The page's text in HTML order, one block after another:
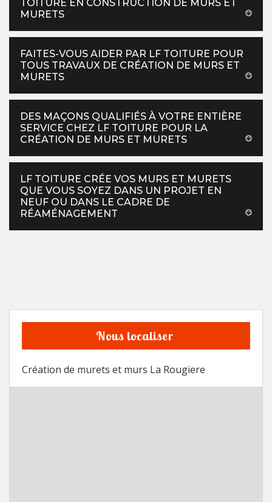
TOITURE EN CONSTRUCTION DE MURS ET
MURETS
FAITES-VOUS AIDER PAR LF TOITURE POUR
TOUS TRAVAUX DE CRÉATION DE MURS ET
MURETS
DES MAÇONS QUALIFIÉS À VOTRE ENTIÈRE
SERVICE CHEZ LF TOITURE POUR LA
CRÉATION DE MURS ET MURETS
LF TOITURE CRÉE VOS MURS ET MURETS
QUE VOUS SOYEZ DANS UN PROJET EN
NEUF OU DANS LE CADRE DE
RÉAMÉNAGEMENT
Nous localiser
Création de murets et murs La Rougiere